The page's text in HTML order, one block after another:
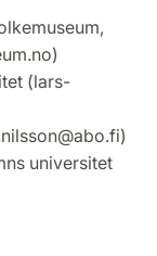
(lars-
universitet